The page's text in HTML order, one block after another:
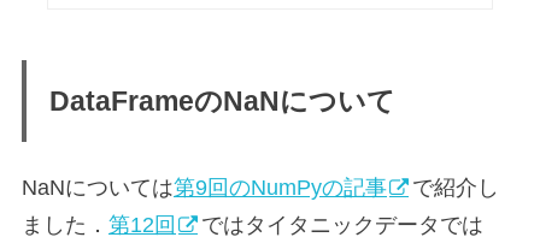
DataFrameのNaNについて
NaNについては第9回のNumPyの記事
で紹介し
ました． 第12回
ではタイタニックデータでは